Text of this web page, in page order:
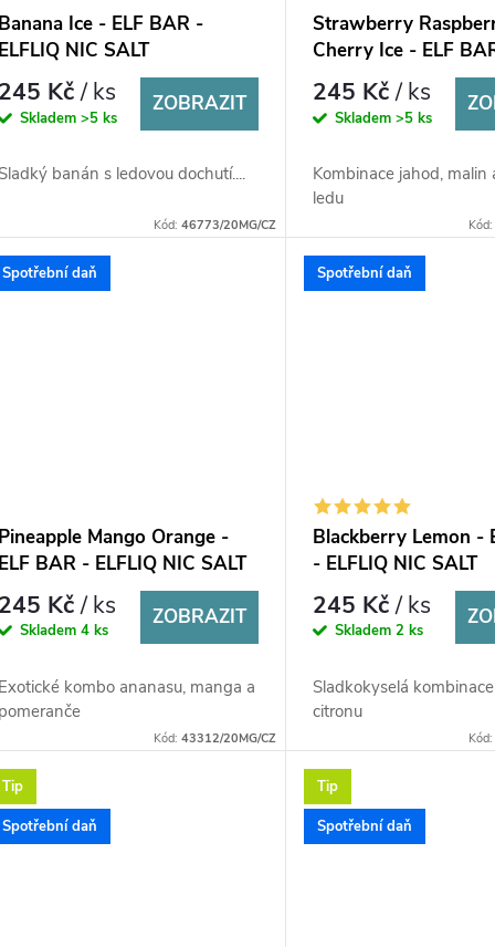
Ice - ELF BAR -
NIC SALT
50VG) 10ml
Kč/ ks
Skladem>5 ks
ZOBRAZIT
banán s ledovou dochutí....
Kód:46773/20MG/CZ
Strawberry
Cherry Ice - ELF
ELFLIQ NIC SALT
(50PG/50VG) 10ml
245 Kč/ ks
Skladem>5 ks
Kombinace jahod, malin
ledu
Kód:
Spotřební daň
Mango Orange -
BAR - ELFLIQ NIC SALT
50VG) 10ml
Kč/ ks
Skladem4 ks
ZOBRAZIT
kombo ananasu, manga a
Kód:43312/20MG/CZ
Spotřební daň
Blackberry Lemon -
- ELFLIQ NIC SALT
(50PG/50VG) 10ml
245 Kč/ ks
Skladem2 ks
Sladkokyselá
citronu
Kód:
Tip
Spotřební daň
Tip
Spotřební daň